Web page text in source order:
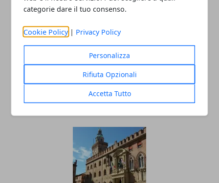
categorie dare il tuo consenso.
Cookie Policy | Privacy Policy
Personalizza
Rifiuta Opzionali
Accetta Tutto
Un agrinido tra le vigne: a Modena un
modello nazionale di educazione rurale